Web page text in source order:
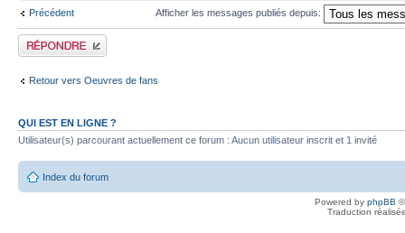
Précédent Afficher les messages publiés depuis:
Publier une réponse
Retour vers Oeuvres de fans
QUI EST EN LIGNE ?
Utilisateur(s) parcourant actuellement ce forum : Aucun utilisateur inscrit et 1 invité
Index du forum
Powered by phpBB
Traduction